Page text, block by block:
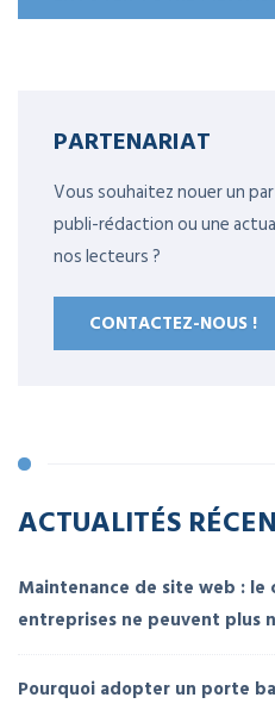
PARTENARIAT
Vous souhaitez nouer un
publi-rédaction ou une
nos lecteurs ?
CONTACTEZ-NOUS !
ACTUALITÉS
Maintenance de site web :
entreprises ne peuvent plus
Pourquoi adopter un porte